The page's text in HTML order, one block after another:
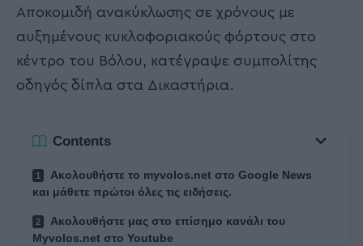
Αποκομιδή ανακύκλωσης σε χρόνους με
αυξημένους κυκλοφοριακούς φόρτους στο
κέντρο του Βόλου, κατέγραψε συμπολίτης
οδηγός δίπλα στα Δικαστήρια.
Contents
Ακολουθήστε το myvolos.net στο Google News
και μάθετε πρώτοι όλες τις ειδήσεις.
Ακολουθήστε μας στο επίσημο κανάλι του
Myvolos.net στο Youtube